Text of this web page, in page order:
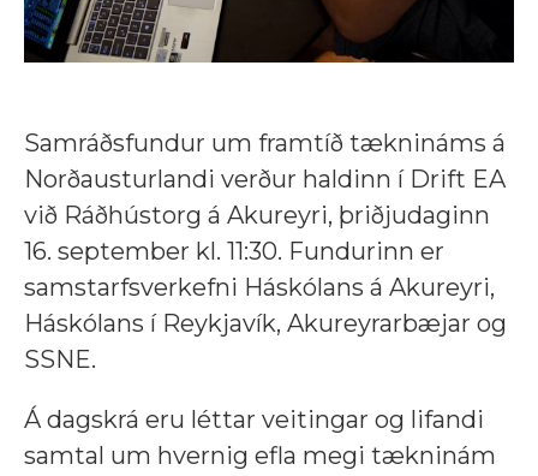
Samráðsfundur um framtíð tæknináms á
Norðausturlandi verður haldinn í Drift EA
við Ráðhústorg á Akureyri, þriðjudaginn
16. september kl. 11:30. Fundurinn er
samstarfsverkefni Háskólans á Akureyri,
Háskólans í Reykjavík, Akureyrarbæjar og
SSNE.
Á dagskrá eru léttar veitingar og lifandi
samtal um hvernig efla megi tækninám